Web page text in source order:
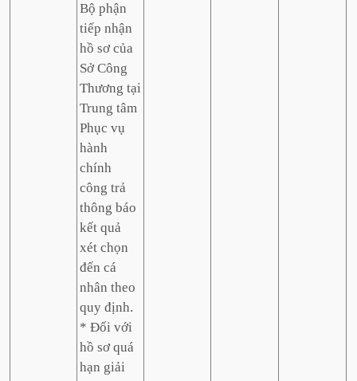
Bộ phận
tiếp nhận
hồ sơ của
Sở Công
Thương tại
Trung tâm
Phục vụ
hành
chính
công trả
thông báo
kết quả
xét chọn
đến cá
nhân theo
quy định.
* Đối với
hồ sơ quá
hạn giải